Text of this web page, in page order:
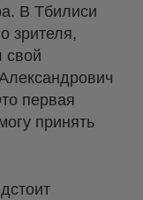
В Тбилиси
зрителя,
свой
первая
принять